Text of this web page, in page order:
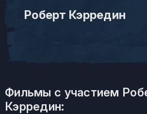
Роберт Кэрредин
Фильмы с участием
Кэрредин: